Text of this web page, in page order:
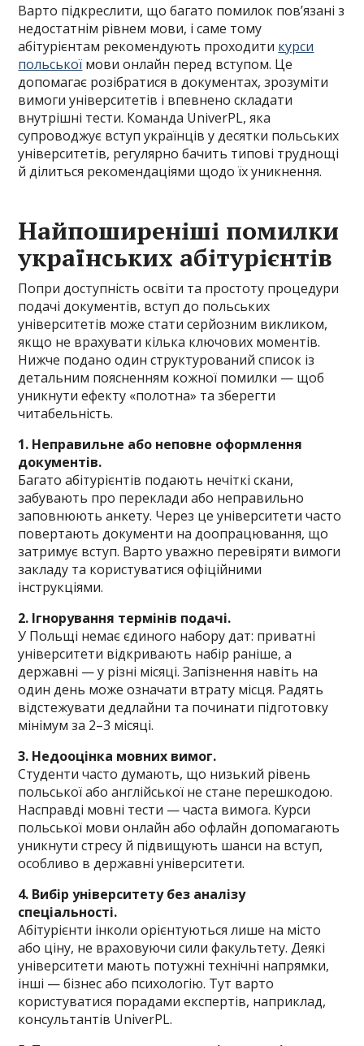
Варто підкреслити, що багато помилок пов’язані з
недостатнім рівнем мови, і саме тому
абітурієнтам рекомендують проходити курси
польської мови онлайн перед вступом. Це
допомагає розібратися в документах, зрозуміти
вимоги університетів і впевнено складати
внутрішні тести. Команда UniverPL, яка
супроводжує вступ українців у десятки польських
університетів, регулярно бачить типові труднощі
й ділиться рекомендаціями щодо їх уникнення.
Найпоширеніші помилки
українських абітурієнтів
Попри доступність освіти та простоту процедури
подачі документів, вступ до польських
університетів може стати серйозним викликом,
якщо не врахувати кілька ключових моментів.
Нижче подано один структурований список із
детальним поясненням кожної помилки — щоб
уникнути ефекту «полотна» та зберегти
читабельність.
1. Неправильне або неповне оформлення
документів.
Багато абітурієнтів подають нечіткі скани,
забувають про переклади або неправильно
заповнюють анкету. Через це університети часто
повертають документи на доопрацювання, що
затримує вступ. Варто уважно перевіряти вимоги
закладу та користуватися офіційними
інструкціями.
2. Ігнорування термінів подачі.
У Польщі немає єдиного набору дат: приватні
університети відкривають набір раніше, а
державні — у різні місяці. Запізнення навіть на
один день може означати втрату місця. Радять
відстежувати дедлайни та починати підготовку
мінімум за 2–3 місяці.
3. Недооцінка мовних вимог.
Студенти часто думають, що низький рівень
польської або англійської не стане перешкодою.
Насправді мовні тести — часта вимога. Курси
польської мови онлайн або офлайн допомагають
уникнути стресу й підвищують шанси на вступ,
особливо в державні університети.
4. Вибір університету без аналізу
спеціальності.
Абітурієнти інколи орієнтуються лише на місто
або ціну, не враховуючи сили факультету. Деякі
університети мають потужні технічні напрямки,
інші — бізнес або психологію. Тут варто
користуватися порадами експертів, наприклад,
консультантів UniverPL.